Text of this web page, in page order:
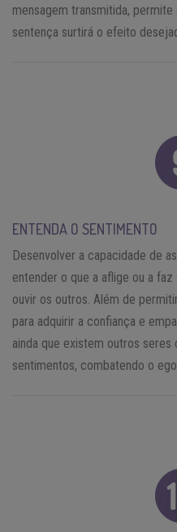
mensagem transmitida,
sentença surtirá o efeito
ENTENDA O SENTIMENTO
Desenvolver a capacidade de
entender o que a aflige ou a
ouvir os outros. Além de
para adquirir a confiança e
ainda que existem outros seres
sentimentos, combatendo o